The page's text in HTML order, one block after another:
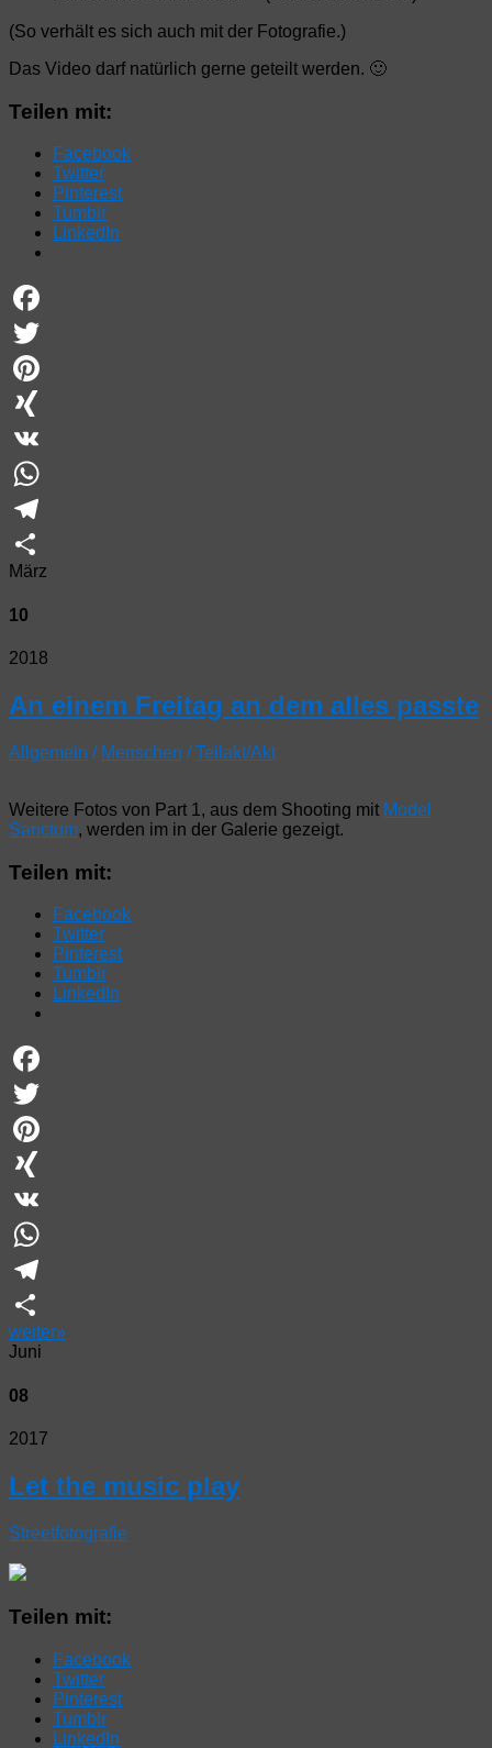
(So verhält es sich auch mit der Fotografie.)
Das Video darf natürlich gerne geteilt werden. 🙂
Teilen mit:
Facebook
Twitter
Pinterest
Tumblr
LinkedIn
Facebook
Twitter
Pinterest
XING
VK
WhatsApp
Telegram
Teilen
März
10
2018
An einem Freitag an dem alles passte
Allgemein / Menschen /Teilakt/Akt
Weitere Fotos von Part 1, aus dem Shooting mit Model
Sanctum, werden im in der Galerie gezeigt.
Teilen mit:
Facebook
Twitter
Pinterest
Tumblr
LinkedIn
Facebook
Twitter
Pinterest
XING
VK
WhatsApp
Telegram
Teilen
weiter»
Juni
08
2017
Let the music play
Streetfotografie
Teilen mit:
Facebook
Twitter
Pinterest
Tumblr
LinkedIn